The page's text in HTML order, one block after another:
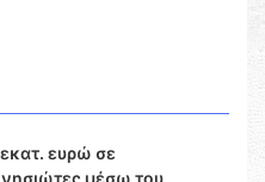
ευρώ σε